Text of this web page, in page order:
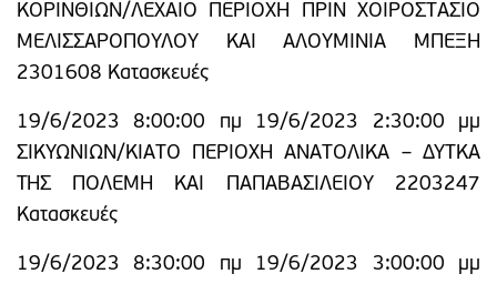
ΚΟΡΙΝΘΙΩΝ/ΛΕΧΑΙΟ ΠΕΡΙΟΧΗ ΠΡΙΝ ΧΟΙΡΟΣΤΑΣΙΟ
ΜΕΛΙΣΣΑΡΟΠΟΥΛΟΥ ΚΑΙ ΑΛΟΥΜΙΝΙΑ ΜΠΕΞΗ
2301608 Κατασκευές
19/6/2023 8:00:00 πμ 19/6/2023 2:30:00 μμ
ΣΙΚΥΩΝΙΩΝ/ΚΙΑΤΟ ΠΕΡΙΟΧΗ ΑΝΑΤΟΛΙΚΑ – ΔΥΤΚΑ
ΤΗΣ ΠΟΛΕΜΗ ΚΑΙ ΠΑΠΑΒΑΣΙΛΕΙΟΥ 2203247
Κατασκευές
19/6/2023 8:30:00 πμ 19/6/2023 3:00:00 μμ